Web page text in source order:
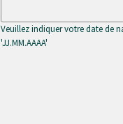
Veuillez indiquer votre date de
'JJ.MM.AAAA'